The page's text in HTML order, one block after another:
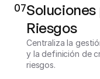
07
Riesgos
Centraliza la
y la definición de
riesgos.